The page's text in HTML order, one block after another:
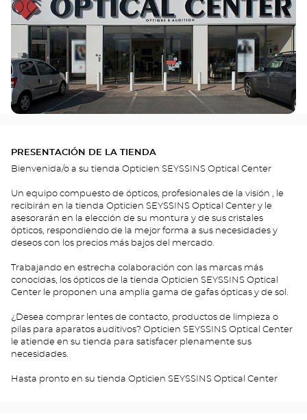
PRESENTACIÓN DE LA TIENDA
Bienvenida/o a su tienda Opticien SEYSSINS Optical Center
Un equipo compuesto de ópticos, profesionales de la visión , le
recibirán en la tienda Opticien SEYSSINS Optical Center y le
asesorarán en la elección de su montura y de sus cristales
ópticos, respondiendo de la mejor forma a sus necesidades y
deseos con los precios más bajos del mercado.
Trabajando en estrecha colaboración con las marcas más
conocidas, los ópticos de la tienda Opticien SEYSSINS Optical
Center le proponen una amplia gama de gafas ópticas y de sol.
¿Desea comprar lentes de contacto, productos de limpieza o
pilas para aparatos auditivos? Opticien SEYSSINS Optical Center
le atiende en su tienda para satisfacer plenamente sus
necesidades.
Hasta pronto en su tienda Opticien SEYSSINS Optical Center